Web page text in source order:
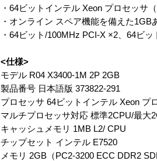
・64ビットインテル Xeon プロセッサ
・オンライン スペア機能を備えた
・64ビット/100MHz PCI-X ×2、64ビ
<仕様>
モデル R04 X3400-1M 2P 2GB
製品番号 日本語版 373822-291
プロセッサ 64ビットインテル Xeon プ
マルチプロセッサ対応 標準2CPU/最大
キャッシュメモリ 1MB L2/ CPU
チップセット インテル E7520
メモリ 2GB（PC2-3200 ECC DDR2